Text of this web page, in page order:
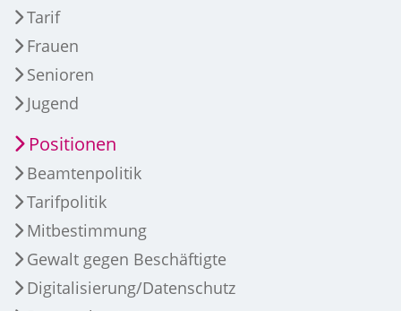
Tarif
Frauen
Senioren
Jugend
Positionen
Beamtenpolitik
Tarifpolitik
Mitbestimmung
Gewalt gegen Beschäftigte
Digitalisierung/Datenschutz